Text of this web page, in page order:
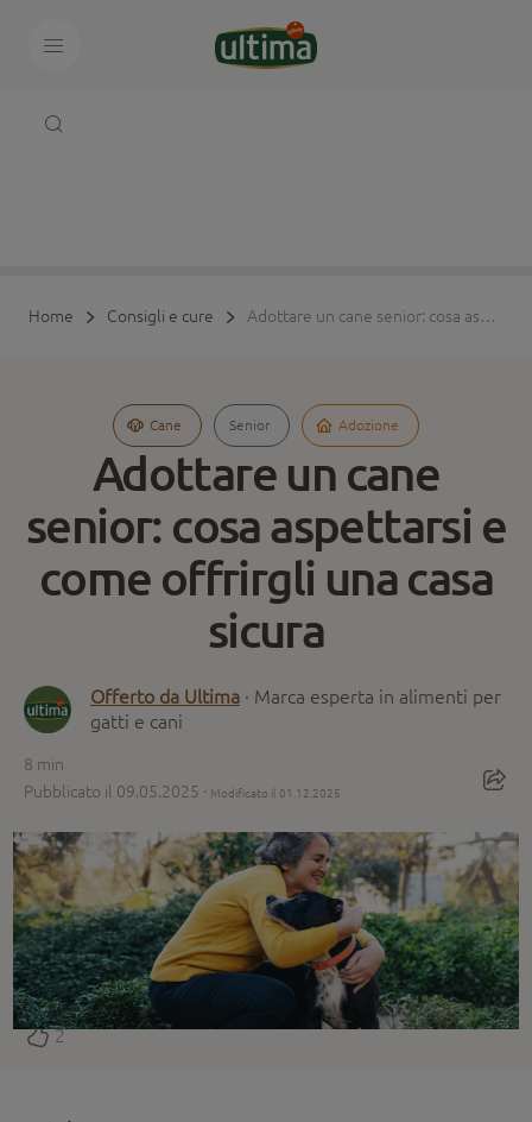
Home Consigli e cure Adottare un cane senior: cosa aspettarsi e come offrirgli una casa sicura
Cane Senior Adozione
Adottare un cane
senior: cosa aspettarsi e
come offrirgli una casa
sicura
Offerto da Ultima · Marca esperta in alimenti per
gatti e cani
8 min
Pubblicato il 09.05.2025 · Modificato il 01.12.2025
2